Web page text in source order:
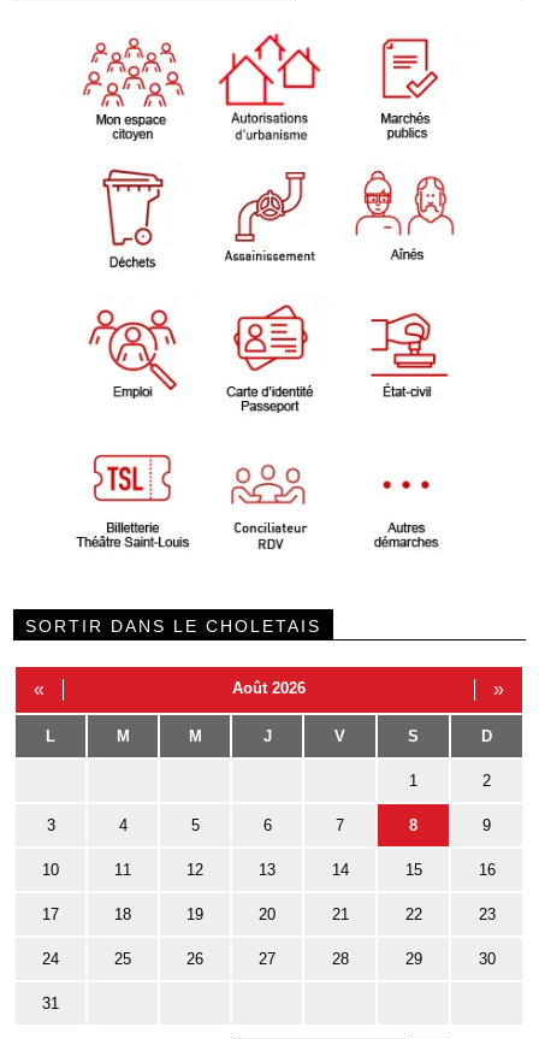
SORTIR DANS LE CHOLETAIS
« Août 2026 »
L M M J V S D
1 2
3 4 5 6 7 8 9
10 11 12 13 14 15 16
17 18 19 20 21 22 23
24 25 26 27 28 29 30
31